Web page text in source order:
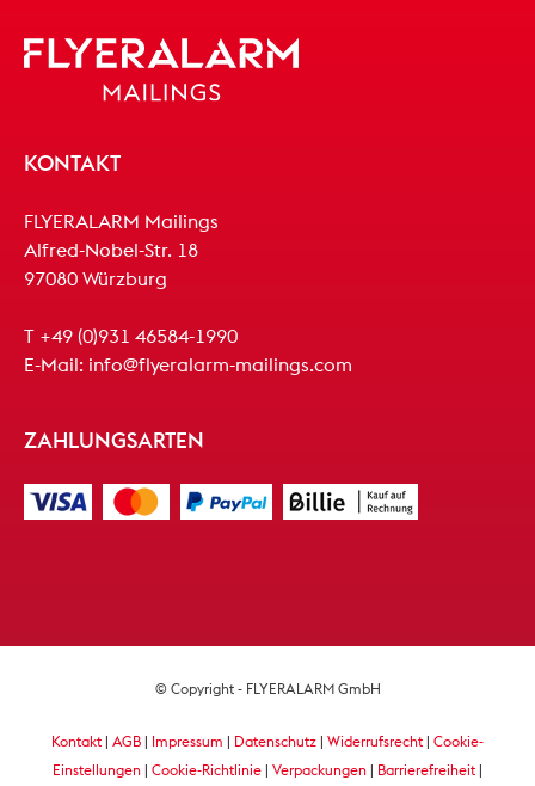
KONTAKT
FLYERALARM Mailings
Alfred-Nobel-Str. 18
97080 Würzburg
T +49 (0)931 46584-1990
E-Mail: info@flyeralarm-mailings.com
ZAHLUNGSARTEN
© Copyright - FLYERALARM GmbH
Kontakt | AGB | Impressum | Datenschutz | Widerrufsrecht | Cookie-
Einstellungen | Cookie-Richtlinie | Verpackungen | Barrierefreiheit |